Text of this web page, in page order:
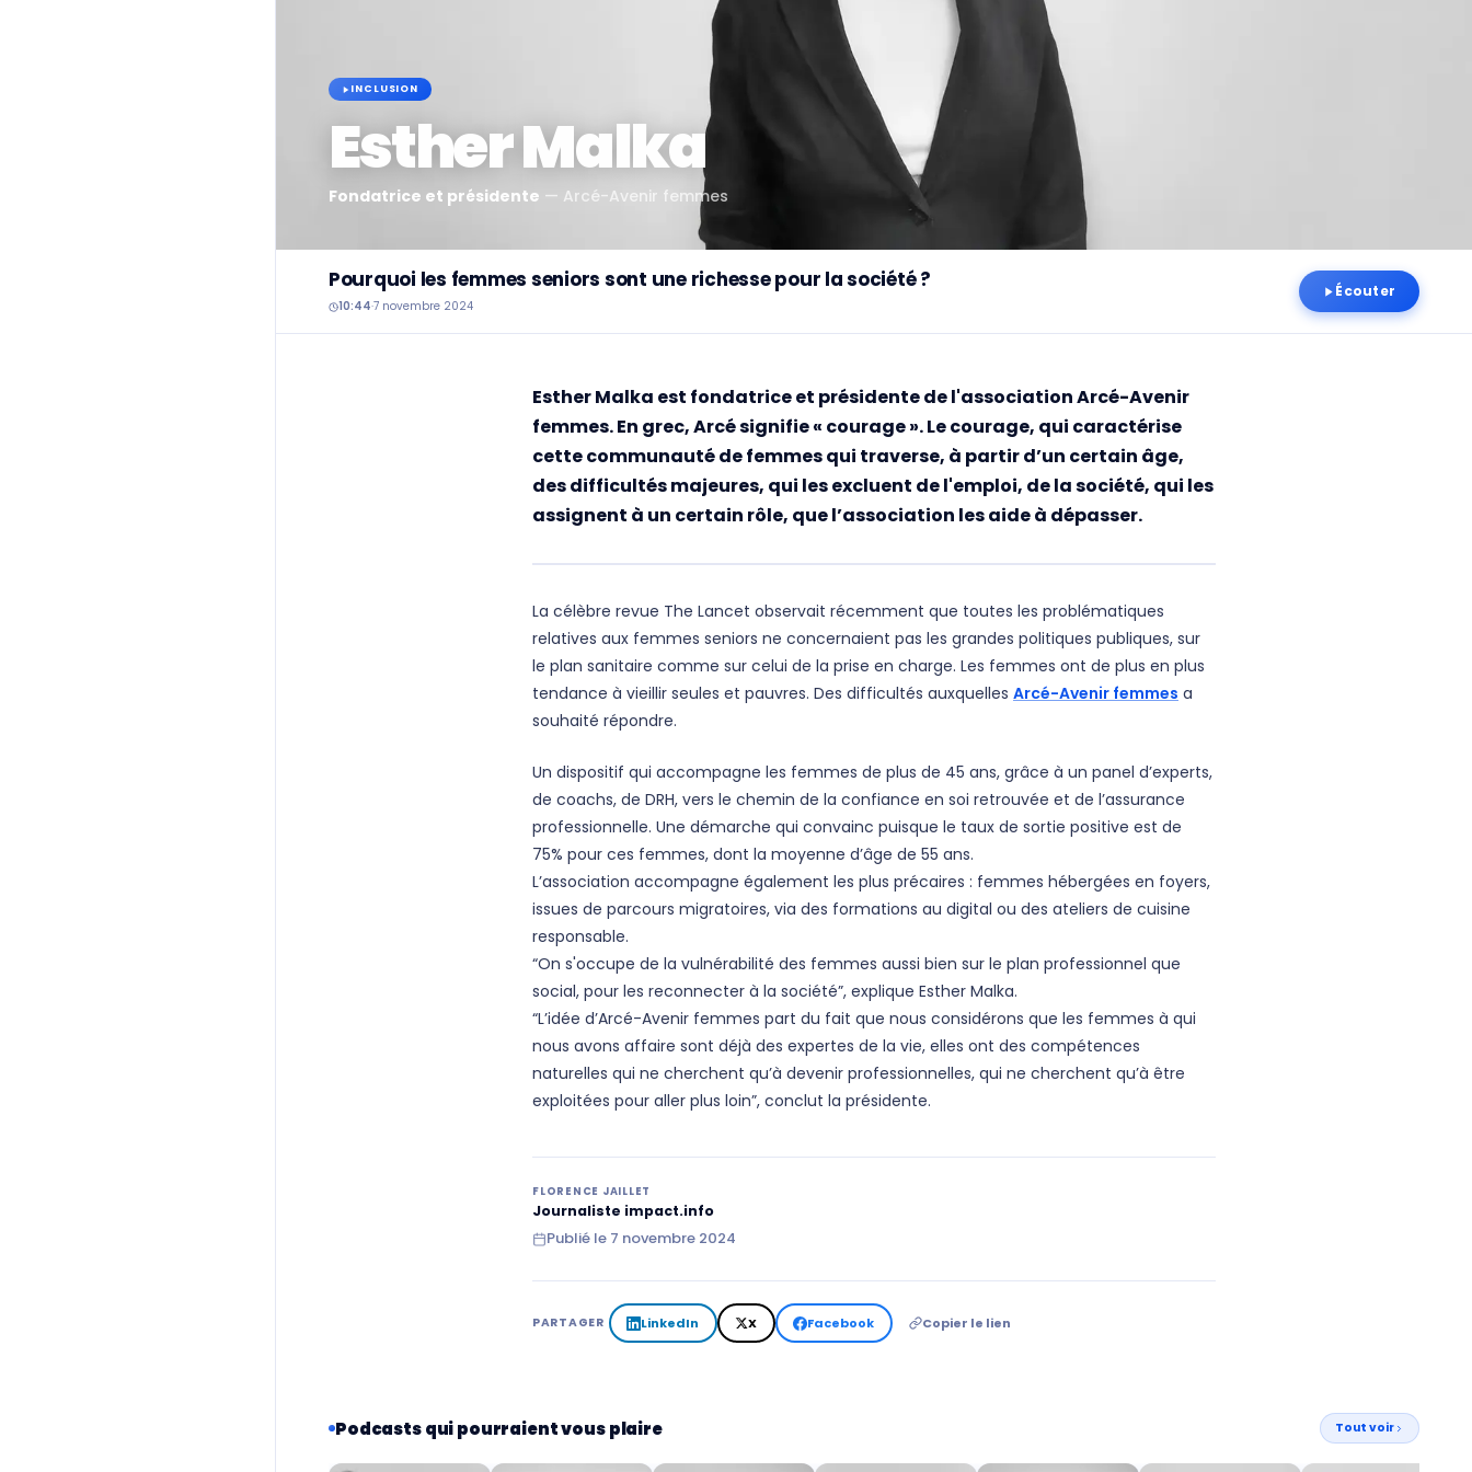
INCLUSION
Esther Malka
Fondatrice et présidente — Arcé-Avenir femmes
Pourquoi les femmes seniors sont une richesse pour la société ?
10:44·7 novembre 2024
Écouter
Esther Malka est fondatrice et présidente de l'association Arcé-Avenir
femmes. En grec, Arcé signifie « courage ». Le courage, qui caractérise
cette communauté de femmes qui traverse, à partir d’un certain âge,
des difficultés majeures, qui les excluent de l'emploi, de la société, qui les
assignent à un certain rôle, que l’association les aide à dépasser.
La célèbre revue The Lancet observait récemment que toutes les problématiques
relatives aux femmes seniors ne concernaient pas les grandes politiques publiques, sur
le plan sanitaire comme sur celui de la prise en charge. Les femmes ont de plus en plus
tendance à vieillir seules et pauvres. Des difficultés auxquelles Arcé-Avenir femmes a
souhaité répondre.
Un dispositif qui accompagne les femmes de plus de 45 ans, grâce à un panel d’experts,
de coachs, de DRH, vers le chemin de la confiance en soi retrouvée et de l’assurance
professionnelle. Une démarche qui convainc puisque le taux de sortie positive est de
75% pour ces femmes, dont la moyenne d’âge de 55 ans.
L’association accompagne également les plus précaires : femmes hébergées en foyers,
issues de parcours migratoires, via des formations au digital ou des ateliers de cuisine
responsable.
“On s'occupe de la vulnérabilité des femmes aussi bien sur le plan professionnel que
social, pour les reconnecter à la société”, explique Esther Malka.
“L’idée d’Arcé-Avenir femmes part du fait que nous considérons que les femmes à qui
nous avons affaire sont déjà des expertes de la vie, elles ont des compétences
naturelles qui ne cherchent qu’à devenir professionnelles, qui ne cherchent qu’à être
exploitées pour aller plus loin”, conclut la présidente.
FLORENCE JAILLET
Journaliste impact.info
Publié le 7 novembre 2024
PARTAGER LinkedIn X Facebook Copier le lien
Podcasts qui pourraient vous plaire Tout voir